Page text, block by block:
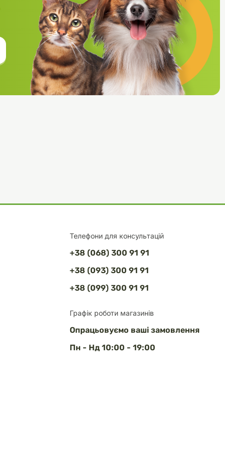
Телефони для консультацій
+38 (068) 300 91 91
+38 (093) 300 91 91
+38 (099) 300 91 91
Графік роботи магазинів
Опрацьовуємо ваші замовлення
Пн - Нд 10:00 - 19:00